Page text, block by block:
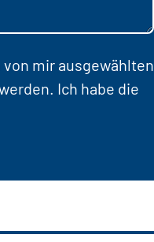
mir ausgewählten
Ich habe die